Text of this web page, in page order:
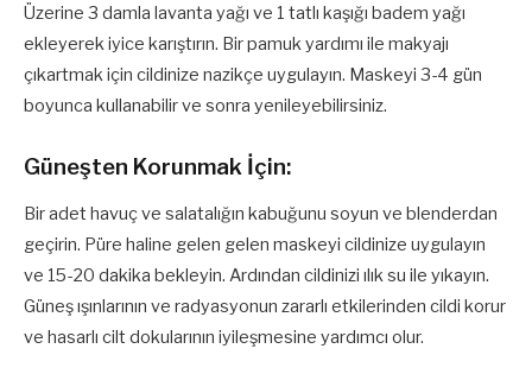
Üzerine 3 damla lavanta yağı ve 1 tatlı kaşığı badem yağı
ekleyerek iyice karıştırın. Bir pamuk yardımı ile makyajı
çıkartmak için cildinize nazikçe uygulayın. Maskeyi 3-4 gün
boyunca kullanabilir ve sonra yenileyebilirsiniz.
Güneşten Korunmak İçin:
Bir adet havuç ve salatalığın kabuğunu soyun ve blenderdan
geçirin. Püre haline gelen gelen maskeyi cildinize uygulayın
ve 15-20 dakika bekleyin. Ardından cildinizi ılık su ile yıkayın.
Güneş ışınlarının ve radyasyonun zararlı etkilerinden cildi korur
ve hasarlı cilt dokularının iyileşmesine yardımcı olur.